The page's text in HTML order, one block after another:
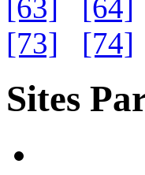
[63]
[64]
[73]
[74]
Sites